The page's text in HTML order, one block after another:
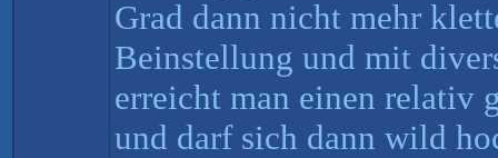
Grad dann nicht mehr
Beinstellung und mit
erreicht man einen relativ
und darf sich dann wild